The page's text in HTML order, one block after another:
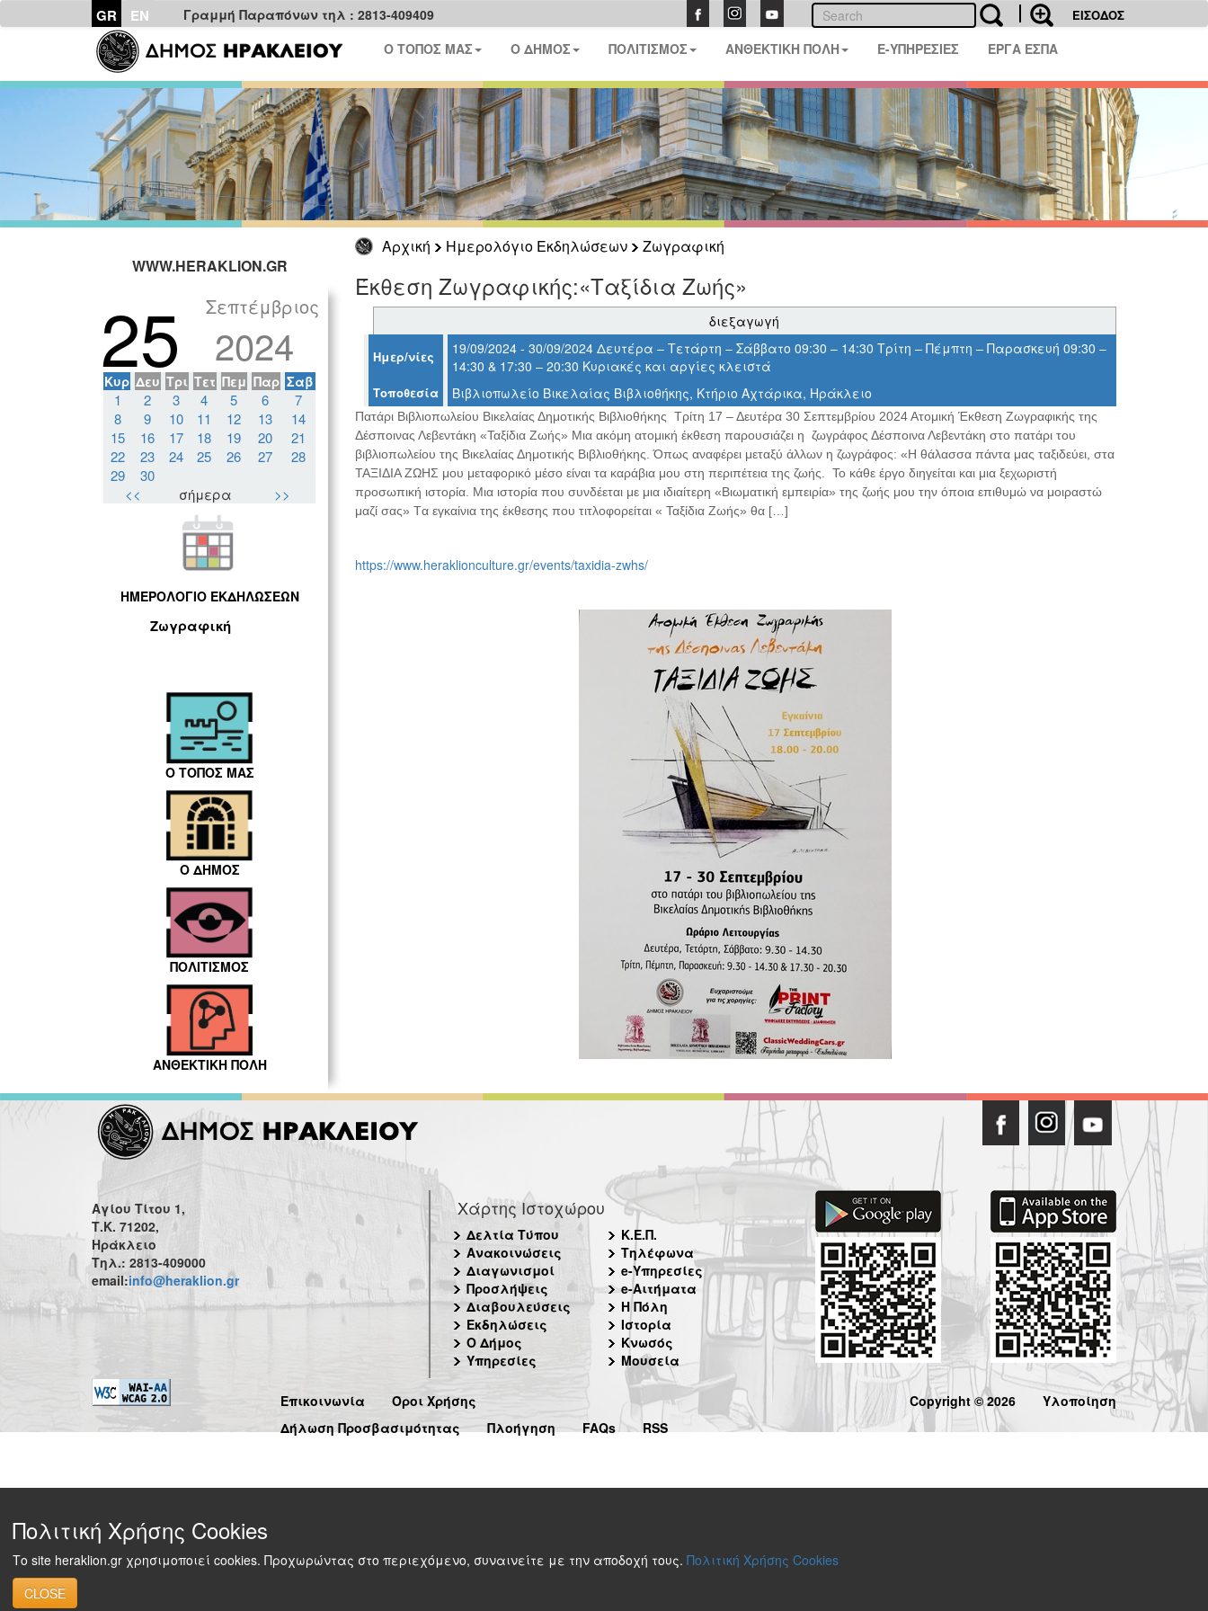
GR EN Γραμμή Παραπόνων τηλ : 2813-409409 ΕΙΣΟΔΟΣ
Ο ΤΟΠΟΣ ΜΑΣ Ο ΔΗΜΟΣ ΠΟΛΙΤΙΣΜΟΣ ΑΝΘΕΚΤΙΚΗ ΠΟΛΗ E-ΥΠΗΡΕΣΙΕΣ ΕΡΓΑ ΕΣΠΑ
Αρχική Ημερολόγιο Εκδηλώσεων
Ζωγραφική
WWW.HERAKLION.GR
25 Σεπτέμβριος
2024
Κυρ Δευ Τρι Τετ Πεμ Παρ Σαβ
1 2 3 4 5 6
7
8
9 10 11 12 13
14
15
16 17 18 19 20
21
22
23 24 25 26 27
28
29
30
<<
σήμερα >>
ΗΜΕΡΟΛΟΓΙΟ ΕΚΔΗΛΩΣΕΩΝ
Ζωγραφική
Ο ΤΟΠΟΣ ΜΑΣ
Ο ΔΗΜΟΣ
ΠΟΛΙΤΙΣΜΟΣ
ΑΝΘΕΚΤΙΚΗ ΠΟΛΗ
Έκθεση Ζωγραφικής:«Ταξίδια Ζωής»
διεξαγωγή
Ημερ/νίες
19/09/2024 - 30/09/2024 Δευτέρα – Τετάρτη – Σάββατο 09:30 – 14:30 Τρίτη – Πέμπτη – Παρασκευή 09:30 –
14:30 & 17:30 – 20:30 Κυριακές και αργίες κλειστά
Τοποθεσία Βιβλιοπωλείο Βικελαίας Βιβλιοθήκης, Κτήριο Αχτάρικα, Ηράκλειο
Πατάρι Βιβλιοπωλείου Βικελαίας Δημοτικής Βιβλιοθήκης Τρίτη 17 – Δευτέρα 30 Σεπτεμβρίου 2024 Ατομική Έκθεση Ζωγραφικής της
Δέσποινας Λεβεντάκη «Ταξίδια Ζωής» Μια ακόμη ατομική έκθεση παρουσιάζει η ζωγράφος Δέσποινα Λεβεντάκη στο πατάρι του
βιβλιοπωλείου της Βικελαίας Δημοτικής Βιβλιοθήκης. Όπως αναφέρει μεταξύ άλλων η ζωγράφος: «Η θάλασσα πάντα μας ταξιδεύει, στα
ΤΑΞΙΔΙΑ ΖΩΗΣ μου μεταφορικό μέσο είναι τα καράβια μου στη περιπέτεια της ζωής. Το κάθε έργο διηγείται και μια ξεχωριστή
προσωπική ιστορία. Μια ιστορία που συνδέεται με μια ιδιαίτερη «Βιωματική εμπειρία» της ζωής μου την όποια επιθυμώ να μοιραστώ
μαζί σας» Tα εγκαίνια της έκθεσης που τιτλοφορείται « Ταξίδια Ζωής» θα […]
https://www.heraklionculture.gr/events/taxidia-zwhs/
Αγίου Τίτου 1,
Τ.Κ. 71202,
Ηράκλειο
Τηλ.: 2813-409000
email:info@heraklion.gr
Χάρτης Ιστοχώρου
Δελτία Τύπου
Ανακοινώσεις
Διαγωνισμοί
Προσλήψεις
Διαβουλεύσεις
Εκδηλώσεις
Ο Δήμος
Υπηρεσίες
Κ.Ε.Π.
Τηλέφωνα
e-Υπηρεσίες
e-Αιτήματα
Η Πόλη
Ιστορία
Κνωσός
Μουσεία
Επικοινωνία
Όροι Χρήσης
Δήλωση Προσβασιμότητας
Πλοήγηση FAQs RSS
Copyright © 2026 Υλοποίηση
Πολιτική Χρήσης Cookies
Το site heraklion.gr χρησιμοποιεί cookies. Προχωρώντας στο περιεχόμενο, συναινείτε με την αποδοχή τους. Πολιτική Χρήσης Cookies
CLOSE